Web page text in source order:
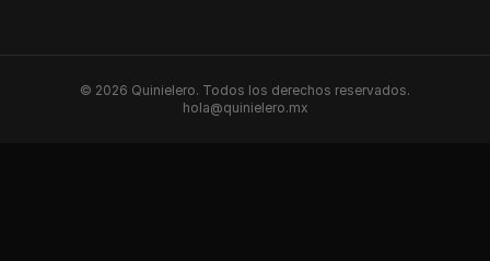
© 2026 Quinielero. Todos los derechos reservados.
hola@quinielero.mx